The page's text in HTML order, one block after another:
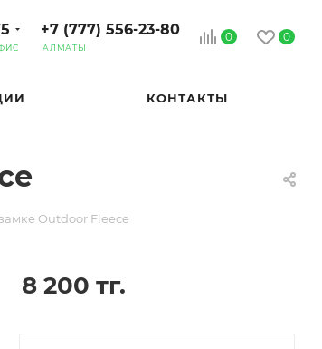
0 0
+7 (777) 556-23-80
АЛМАТЫ
КОНТАКТЫ
Outdoor Fleece
8 200 тг.